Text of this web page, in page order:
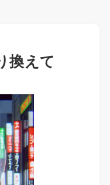
換えて